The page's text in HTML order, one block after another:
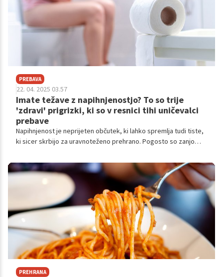
PREBAVA
22. 04. 2025 03.57
Imate težave z napihnjenostjo? To so trije
'zdravi' prigrizki, ki so v resnici tihi uničevalci
prebave
Napihnjenost je neprijeten občutek, ki lahko spremlja tudi tiste,
ki sicer skrbijo za uravnoteženo prehrano. Pogosto so zanjo
najbolje – še posebej v večjih količinah ali ob pogosti uporabi.
Nutricionisti in gastroenterologi opozarjajo na tri pogoste
"zdrave" prigrizke, ki so lahko tihi sprožilci prebavnih težav.
PREHRANA